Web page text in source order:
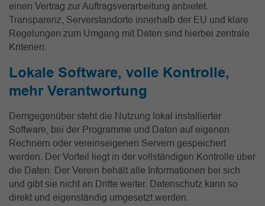
einen Vertrag zur Auftragsverarbeitung anbietet.
Transparenz, Serverstandorte innerhalb der EU und klare
Regelungen zum Umgang mit Daten sind hierbei zentrale
Kriterien.
Lokale Software, volle Kontrolle,
mehr Verantwortung
Demgegenüber steht die Nutzung lokal installierter
Software, bei der Programme und Daten auf eigenen
Rechnern oder vereinseigenen Servern gespeichert
werden. Der Vorteil liegt in der vollständigen Kontrolle über
die Daten. Der Verein behält alle Informationen bei sich
und gibt sie nicht an Dritte weiter. Datenschutz kann so
direkt und eigenständig umgesetzt werden.